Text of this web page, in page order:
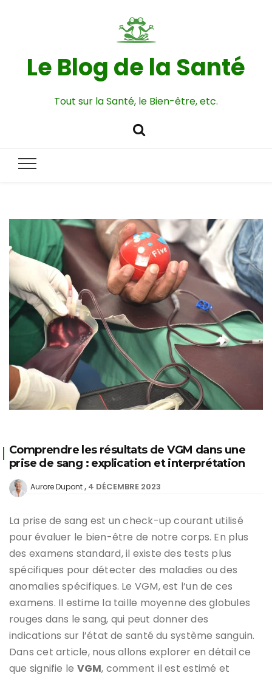
Le Blog de la Santé
Tout sur la Santé, le Bien-être, etc.
Comprendre les résultats de VGM dans une
prise de sang : explication et interprétation
Aurore Dupont 4 DÉCEMBRE 2023
La prise de sang est un check-up courant utilisé
pour évaluer le bien-être de notre corps. En plus
des examens standard, il existe des tests plus
spécifiques pour détecter des maladies ou des
anomalies spécifiques. Le VGM, est l’un de ces
examens. Il estime la taille moyenne des globules
rouges dans le sang, qui peut donner des
indications sur l’état de santé du système sanguin.
Dans cet article, nous allons explorer en détail ce
que signifie le VGM, comment il est estimé et